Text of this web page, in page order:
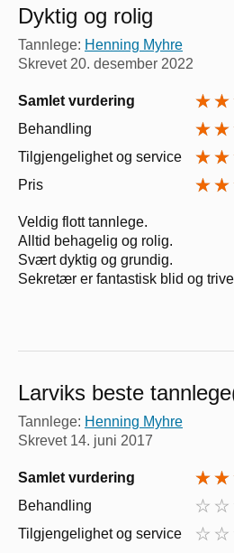
Dyktig og rolig
Tannlege: Henning Myhre
Skrevet20. desember 2022
Samlet vurdering
Behandling
Tilgjengelighet og service
Pris
Veldig flott tannlege.
Alltid behagelig og rolig.
Svært dyktig og grundig.
Sekretær er fantastisk blid og
Larviks beste
Tannlege: Henning Myhre
Skrevet 14. juni 2017
Samlet vurdering
Behandling
Tilgjengelighet og service